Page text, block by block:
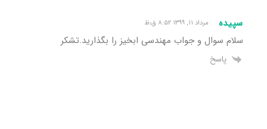
سپیده مرداد ۱۱, ۱۳۹۹ ۸:۵۲ ق٫ظ
سلام سوال و جواب مهندسی ابخیز را بگذارید.تشکر
پاسخ